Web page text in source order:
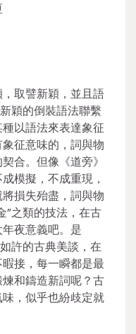
取譬新穎，並且語
穎的倒裝語法聯繫
以語法來表達象征
征意味的，詞與物
合。但像《道旁》
模擬，不成重現，
損失殆盡，詞與物
”之類的技法，在古
夜意義吧。是
許的古典美談，在
接，每一瞬都是最
和鑄造新詞呢？古
，似乎也紛歧定就